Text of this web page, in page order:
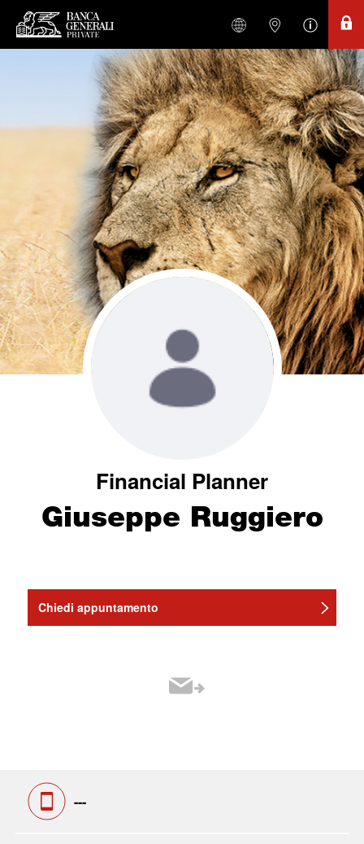
Financial Planner
Giuseppe Ruggiero
Chiedi appuntamento
---